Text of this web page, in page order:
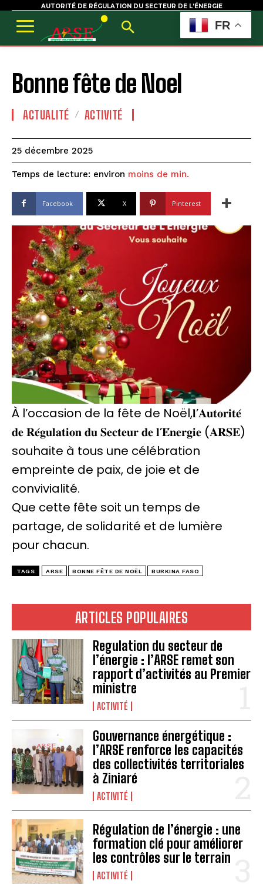
AUTORITÉ DE RÉGULATION DU SECTEUR DE L’ÉNERGIE
ARTICLES POPULAIRES
Regulation du secteur de
l’énergie : l’ARSE remet son
rapport d’activités au Premier
ministre
ACTIVITÉ
Gouvernance énergétique :
l’ARSE renforce les capacités
des collectivités territoriales
à Ziniaré
ACTIVITÉ
Régulation de l’énergie : une
formation clé pour améliorer
les contrôles sur le terrain
ACTIVITÉ
Bonne fête de Noel
ACTUALITÉ ACTIVITÉ
25 décembre 2025
Temps de lecture: environ moins de min.
Facebook X Pinterest
À l’occasion de la fête de Noël,𝐥’𝐀𝐮𝐭𝐨𝐫𝐢𝐭𝐞́
𝐝𝐞 𝐑𝐞́𝐠𝐮𝐥𝐚𝐭𝐢𝐨𝐧 𝐝𝐮 𝐒𝐞𝐜𝐭𝐞𝐮𝐫 𝐝𝐞 𝐥’𝐄́𝐧𝐞𝐫𝐠𝐢𝐞 (𝐀𝐑𝐒𝐄)
souhaite à tous une célébration
empreinte de paix, de joie et de
convivialité.
Que cette fête soit un temps de
partage, de solidarité et de lumière
pour chacun.
TAGS ARSE BONNE FÊTE DE NOËL BURKINA FASO
FR